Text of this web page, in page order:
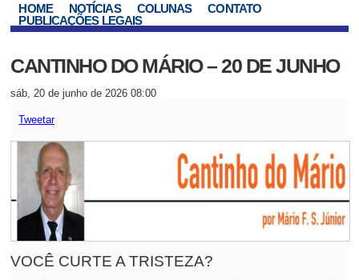
HOME NOTÍCIAS COLUNAS
CONTATO
PUBLICAÇÕES LEGAIS
CANTINHO DO MÁRIO – 20 DE JUNHO
sáb, 20 de junho de 2026 08:00
Tweetar
VOCÊ CURTE A TRISTEZA?